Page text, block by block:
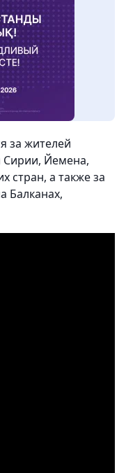
за жителей
Сирии, Йемена,
стран, а также за
Балканах,